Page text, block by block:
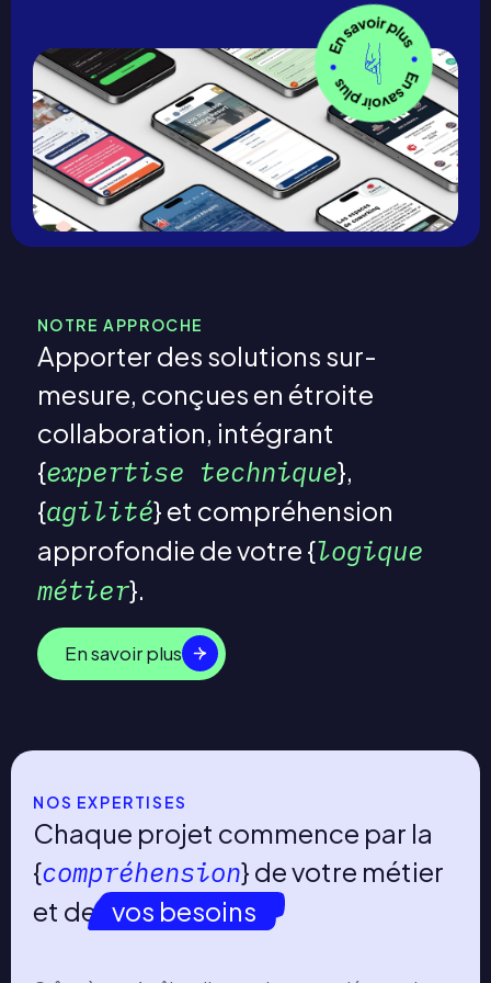
NOTRE APPROCHE
Apporter des solutions sur-
mesure, conçues en étroite
collaboration, intégrant
expertise technique ,
agilité et compréhension
approfondie de votre logique
métier .
En savoir plus
NOS EXPERTISES
Chaque projet commence par la
compréhension de votre métier
et de vos besoins